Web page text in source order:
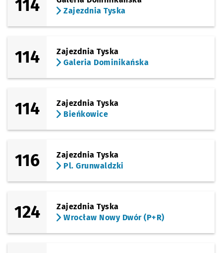
114
Zajezdnia Tyska
114
Zajezdnia Tyska
Galeria Dominikańska
114
Zajezdnia Tyska
Bieńkowice
116
Zajezdnia Tyska
Pl. Grunwaldzki
124
Zajezdnia Tyska
Wrocław Nowy Dwór (P+R)